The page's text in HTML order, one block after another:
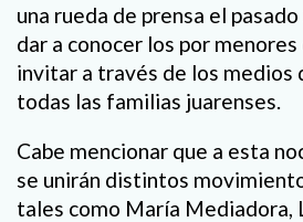
una rueda de prensa el
dar a conocer los por
invitar a través de los medios
todas las familias juarenses.
Cabe mencionar que a esta
se unirán distintos
tales como María Mediadora,